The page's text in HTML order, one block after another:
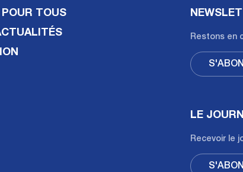
TOUS
Restons en
LE
Recevoir le